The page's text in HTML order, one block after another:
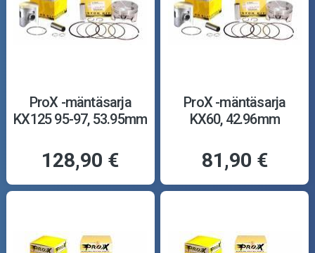
ProX -mäntäsarja
KX125 95-97, 53.95mm
128,90 €
ProX -mäntäsarja
KX60, 42.96mm
81,90 €